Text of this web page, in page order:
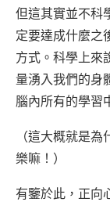
但這其實並不科
定要達成什麼之
方式。科學上來
量湧入我們的身
腦內所有的學習
（這大概就是
樂嘛！）
有鑒於此，正向